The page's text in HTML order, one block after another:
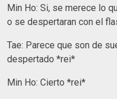
Min Ho: Si, se merece lo
o se despertaran con el
Tae: Parece que son de
despertado *rei*
Min Ho: Cierto *rei*